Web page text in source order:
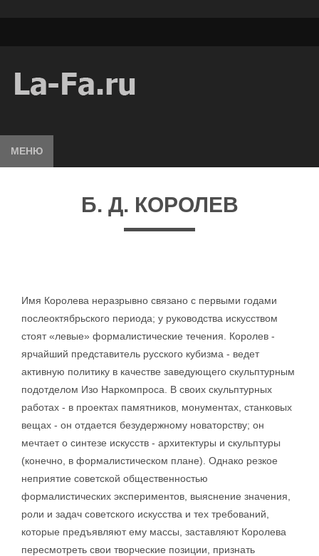
МЕНЮ
Б. Д. КОРОЛЕВ
Имя Королева неразрывно связано с первыми годами
послеоктябрьского периода; у руководства искусством
стоят «левые» формалистические течения. Королев -
ярчайший представитель русского кубизма - ведет
активную политику в качестве заведующего скульптурным
подотделом Изо Наркомпроса. В своих скульптурных
работах - в проектах памятников, монументах, станковых
вещах - он отдается безудержному новаторству; он
мечтает о синтезе искусств - архитектуры и скульптуры
(конечно, в формалистическом плане). Однако резкое
неприятие советской общественностью
формалистических экспериментов, выяснение значения,
роли и задач советского искусства и тех требований,
которые предъявляют ему массы, заставляют Королева
пересмотреть свои творческие позиции, признать